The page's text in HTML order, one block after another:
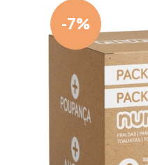
-7%